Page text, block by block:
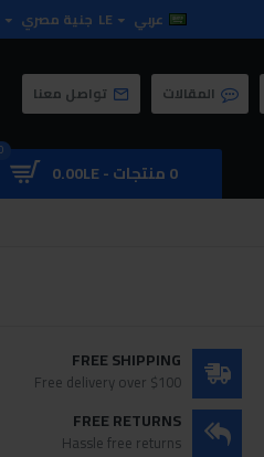
عربي LE جنية مصري
المقالات تواصل معنا
0 منتجات - 0.00LE
FREE SHIPPING
Free delivery over $100
FREE RETURNS
Hassle free returns